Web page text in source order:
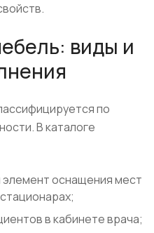
виды и
по
В каталоге
оснащения мест
в кабинете врача;